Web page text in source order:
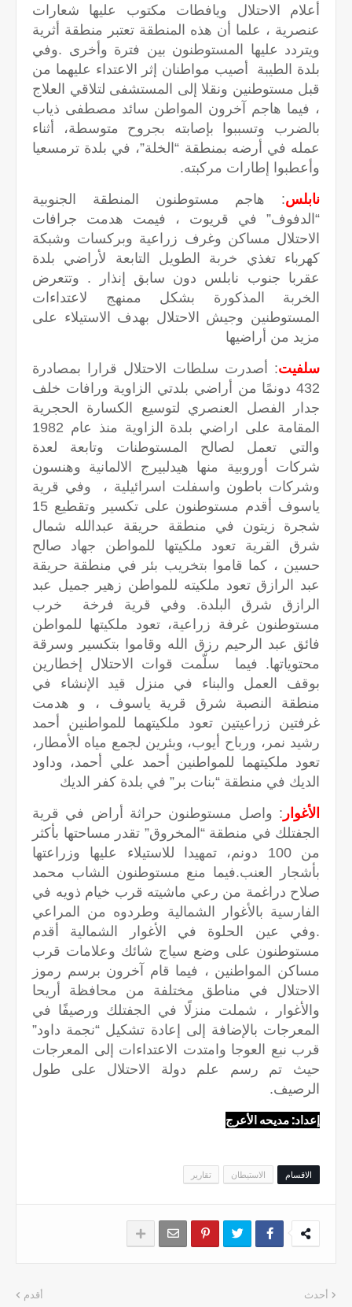
أعلام الاحتلال ويافطات مكتوب عليها شعارات
عنصرية ، علما أن هذه المنطقة تعتبر منطقة أثرية
ويتردد عليها المستوطنون بين فترة وأخرى .وفي
بلدة الطيبة أصيب مواطنان إثر الاعتداء عليهما من
قبل مستوطنين ونقلا إلى المستشفى لتلاقي العلاج
، فيما هاجم آخرون المواطن سائد مصطفى ذياب
بالضرب وتسببوا بإصابته بجروح متوسطة، أثناء
عمله في أرضه بمنطقة “الخلة”، في بلدة ترمسعيا
وأعطبوا إطارات مركبته.
نابلس: هاجم مستوطنون المنطقة الجنوبية
“الدفوف” في قريوت ، فيمت هدمت جرافات
الاحتلال مساكن وغرف زراعية وبركسات وشبكة
كهرباء تغذي خربة الطويل التابعة لأراضي بلدة
عقربا جنوب نابلس دون سابق إنذار . وتتعرض
الخربة المذكورة بشكل ممنهج لاعتداءات
المستوطنين وجيش الاحتلال بهدف الاستيلاء على
مزيد من أراضيها
سلفيت: أصدرت سلطات الاحتلال قرارا بمصادرة
432 دونمًا من أراضي بلدتي الزاوية ورافات خلف
جدار الفصل العنصري لتوسيع الكسارة الحجرية
المقامة على اراضي بلدة الزاوية منذ عام 1982
والتي تعمل لصالح المستوطنات وتابعة لعدة
شركات أوروبية منها هيدلبيرج الالمانية وهنسون
وشركات باطون واسفلت اسرائيلية ، وفي قرية
ياسوف أقدم مستوطنون على تكسير وتقطيع 15
شجرة زيتون في منطقة حريقة عبدالله شمال
شرق القرية تعود ملكيتها للمواطن جهاد صالح
حسين ، كما قاموا بتخريب بئر في منطقة حريقة
عبد الرازق تعود ملكيته للمواطن زهير جميل عبد
الرازق شرق البلدة. وفي قرية فرخة خرب
مستوطنون غرفة زراعية، تعود ملكيتها للمواطن
فائق عبد الرحيم رزق الله وقاموا بتكسير وسرقة
محتوياتها. فيما سلّمت قوات الاحتلال إخطارين
بوقف العمل والبناء في منزل قيد الإنشاء في
منطقة النصبة شرق قرية ياسوف ، و هدمت
غرفتين زراعيتين تعود ملكيتهما للمواطنين أحمد
رشيد نمر، ورباح أيوب، وبئرين لجمع مياه الأمطار،
تعود ملكيتهما للمواطنين أحمد علي أحمد، وداود
الديك في منطقة “بنات بر” في بلدة كفر الديك
الأغوار : واصل مستوطنون حراثة أراض في قرية
الجفتلك في منطقة “المخروق” تقدر مساحتها بأكثر
من 100 دونم، تمهيدا للاستيلاء عليها وزراعتها
بأشجار العنب.فيما منع مستوطنون الشاب محمد
صلاح دراغمة من رعي ماشيته قرب خيام ذويه في
الفارسية بالأغوار الشمالية وطردوه من المراعي
.وفي عين الحلوة في الأغوار الشمالية أقدم
مستوطنون على وضع سياج شائك وعلامات قرب
مساكن المواطنين ، فيما قام آخرون برسم رموز
الاحتلال في مناطق مختلفة من محافظة أريحا
والأغوار ، شملت منزلًا في الجفتلك ورصيفًا في
المعرجات بالإضافة إلى إعادة تشكيل “نجمة داود”
قرب نبع العوجا وامتدت الاعتداءات إلى المعرجات
حيث تم رسم علم دولة الاحتلال على طول
الرصيف.
إعداد: مديحه الأعرج
الاقسام الاستيطان تقارير
أحدث أقدم